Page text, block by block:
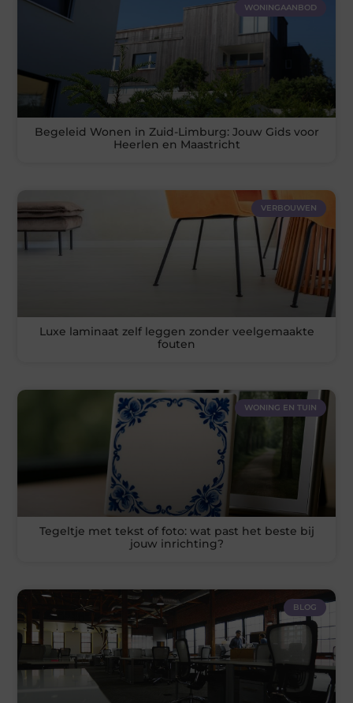
WONINGAANBOD
Begeleid Wonen in Zuid-Limburg: Jouw Gids voor
Heerlen en Maastricht
VERBOUWEN
Luxe laminaat zelf leggen zonder veelgemaakte
fouten
WONING EN TUIN
Tegeltje met tekst of foto: wat past het beste bij
jouw inrichting?
BLOG